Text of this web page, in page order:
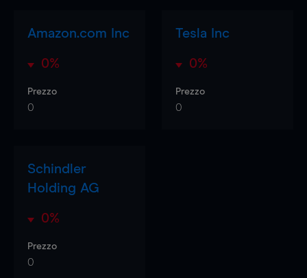
Amazon.com Inc
0%
Prezzo
0
Tesla Inc
0%
Prezzo
0
Schindler
Holding AG
0%
Prezzo
0